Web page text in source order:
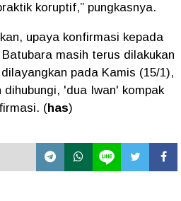
koruptif,” pungkasnya.
upaya konfirmasi kepada
masih terus dilakukan
pada Kamis (15/1),
'dua Iwan' kompak
(has)